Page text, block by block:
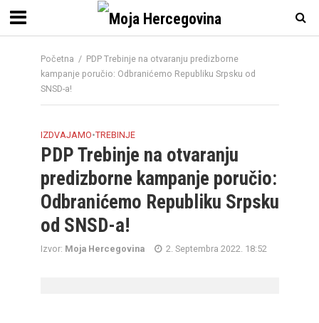
Početna / PDP Trebinje na otvaranju predizborne
kampanje poručio: Odbranićemo Republiku Srpsku od
SNSD-a!
IZDVAJAMO•TREBINJE
PDP Trebinje na otvaranju
predizborne kampanje poručio:
Odbranićemo Republiku Srpsku
od SNSD-a!
Izvor: Moja Hercegovina 2. Septembra 2022. 18:52